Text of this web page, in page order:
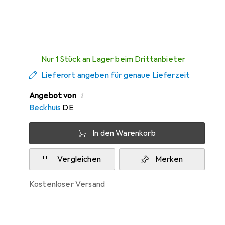
Nur 1 Stück an Lager beim Drittanbieter
Lieferort angeben für genaue Lieferzeit
Angebot von i
Beckhuis DE
In den Warenkorb
Vergleichen Merken
kostenloser Versand